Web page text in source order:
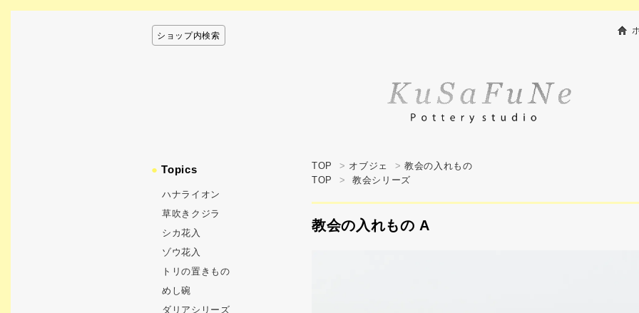
ショップ内検索
TOP > オブジェ > 教会の入れもの
TOP
> 教会シリーズ
教会の入れもの A
●Topics
ハナライオン
草吹きクジラ
シカ花入
ゾウ花入
トリの置きもの
めし碗
ダリアシリーズ